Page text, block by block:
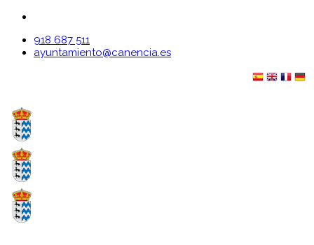
918 687 511
ayuntamiento@canencia.es